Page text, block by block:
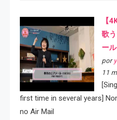
【
歌
ー
por
11
first time in several years]
no Air Mail